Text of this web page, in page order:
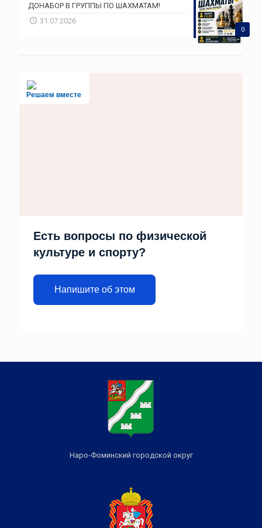
0
ДОНАБОР В ГРУППЫ ПО ШАХМАТАМ!
31.07.2026
Решаем вместе
Есть вопросы по физической
культуре и спорту?
Напишите об этом
Наро-Фоминский городской округ